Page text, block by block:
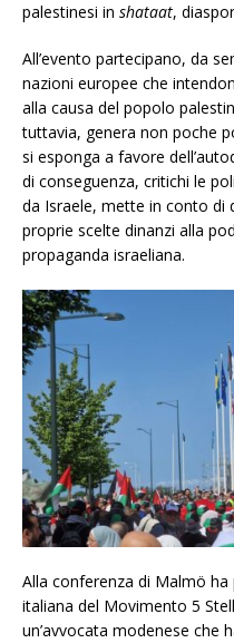
palestinesi in shataat,
All’evento partecipano, da
nazioni europee che
alla causa del popolo
tuttavia, genera non poche
si esponga a favore
di conseguenza, critichi le
da Israele, mette in conto di
proprie scelte dinanzi alla
propaganda israeliana.
Alla conferenza di Malmö
italiana del Movimento 5
un’avvocata modenese che